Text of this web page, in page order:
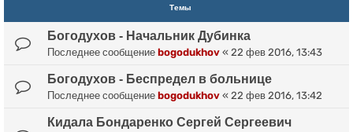
Темы
Богодухов - Начальник Дубинка
Последнее сообщение bogodukhov « 22 фев 2016, 13:43
Богодухов - Беспредел в больнице
Последнее сообщение bogodukhov « 22 фев 2016, 13:42
Кидала Бондаренко Сергей Сергеевич